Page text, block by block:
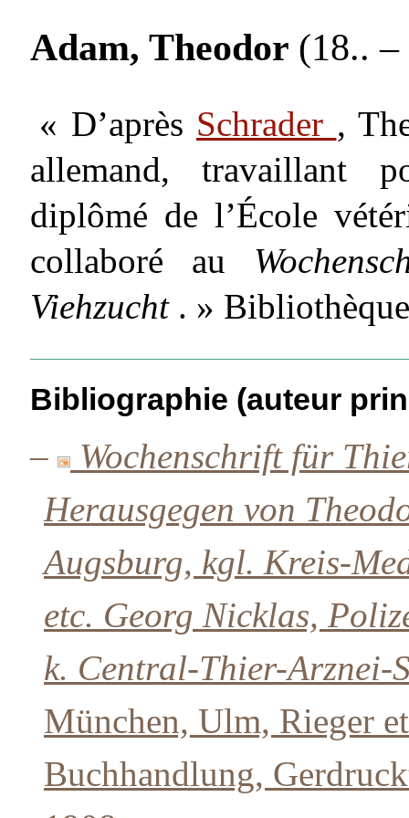
Adam, Theodor (18..
« D’après Schrader ,
allemand, travaillant
diplômé de l’École
collaboré au
Viehzucht . »
Bibliographie (auteur
–
Wochenschrift für
Herausgegen von
Augsburg, kgl. Kreis-
etc. Georg Nicklas,
k. Central-Thier-Arznei-
München, Ulm, Rieger
Buchhandlung,